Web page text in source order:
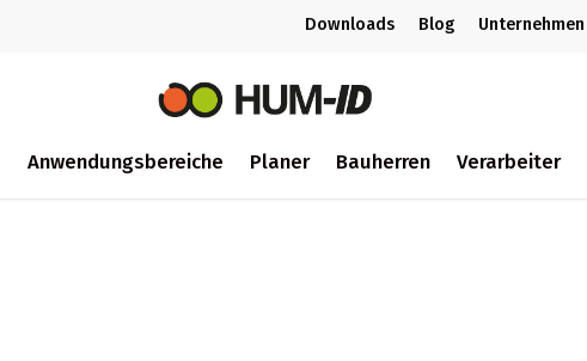
Downloads Blog Unternehmen
Anwendungsbereiche Planer Bauherren Verarbeiter